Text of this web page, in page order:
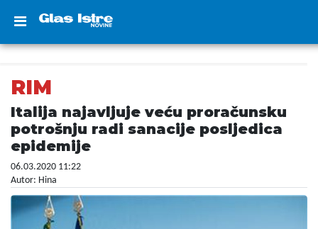
RIM
Italija najavljuje veću proračunsku
potrošnju radi sanacije posljedica
epidemije
06.03.2020 11:22
Autor: Hina